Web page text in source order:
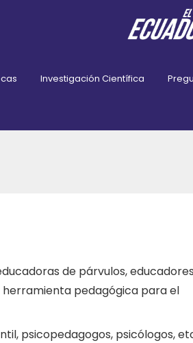
Investigación Científica
de párvulos,
pedagógica para el
psicopedagogos, psicólogos,